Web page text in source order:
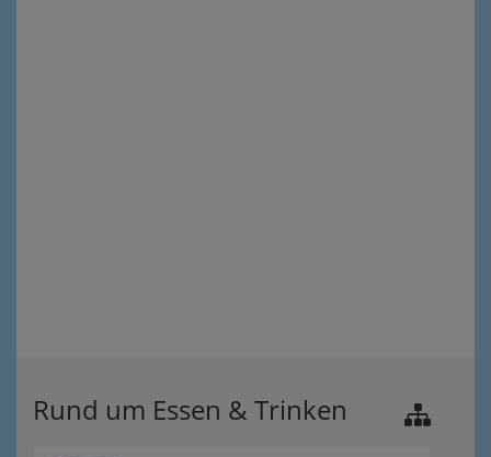
Rund um Essen & Trinken